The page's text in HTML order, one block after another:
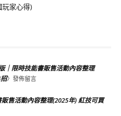
玩家心得)
｜限時技能書販售活動內容整理
〉發佈留言
售活動內容整理(2025年) 紅技可買